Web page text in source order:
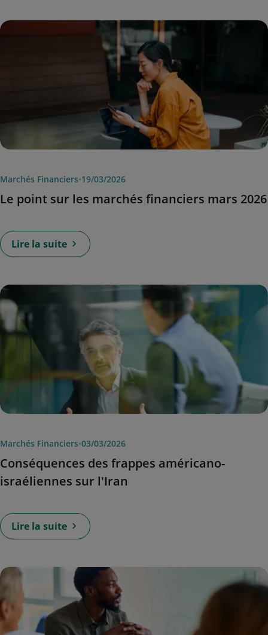
Marchés Financiers•19/03/2026
Le point sur les marchés financiers mars 2026
Lire la suite
Marchés Financiers•03/03/2026
Conséquences des frappes américano-
israéliennes sur l'Iran
Lire la suite